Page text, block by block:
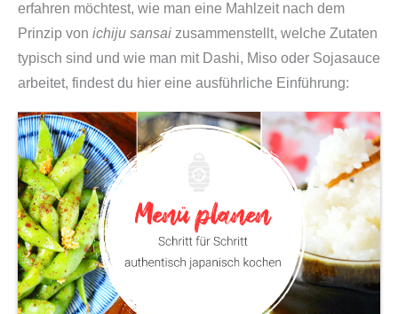
:
€
2
9
,
9
9
9
9
.
R
e
i
r
o
l
l
e
n
s
e
erfahren möchtest, wie man eine Mahlzeit nach dem
Prinzip von ichiju sansai zusammenstellt, welche Zutaten
typisch sind und wie man mit Dashi, Miso oder Sojasauce
arbeitet, findest du hier eine ausführliche Einführung: